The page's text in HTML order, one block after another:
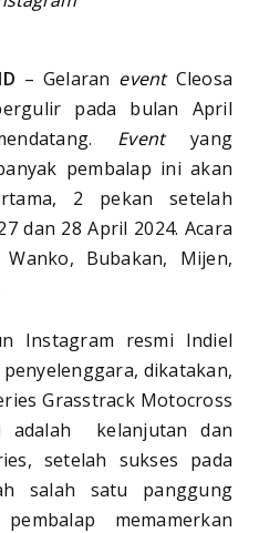
– Gelaran eventCleosa
pada bulan April
Eventyang
pembalap ini akan
2 pekan setelah
dan 28 April 2024. Acara
Bubakan, Mijen,
Instagram resmi Indiel
dikatakan,
Grasstrack Motocross
adalah kelanjutan dan
setelah sukses pada
salah satu panggung
memamerkan